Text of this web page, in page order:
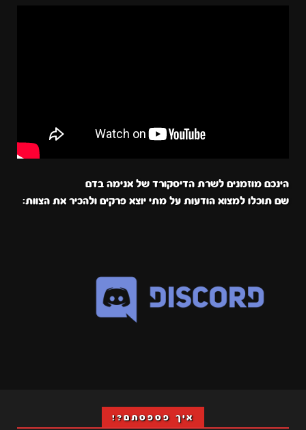
הינכם מוזמנים לשרת הדיסקורד של אנימה בדם
שם תוכלו למצוא הודעות על מתי יוצא פרקים ולהכיר את הצוות:
איך פספסתם?!